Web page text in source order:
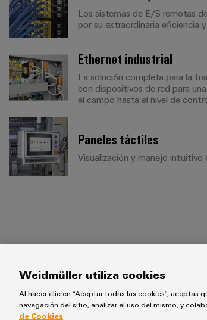
Los sistemas de E/S remotas
por su extraordinaria eficiencia
Ethernet industrial
La solución completa para la
con dispositivos de red para
el campo hasta el nivel de
Paneles táctiles
Visualización y manejo intuitivo
Nombre
Weidmüller utiliza cookies
Al hacer clic en “Aceptar todas las cookies”, aceptas
navegación del sitio, analizar el uso del mismo, y
de Cookies